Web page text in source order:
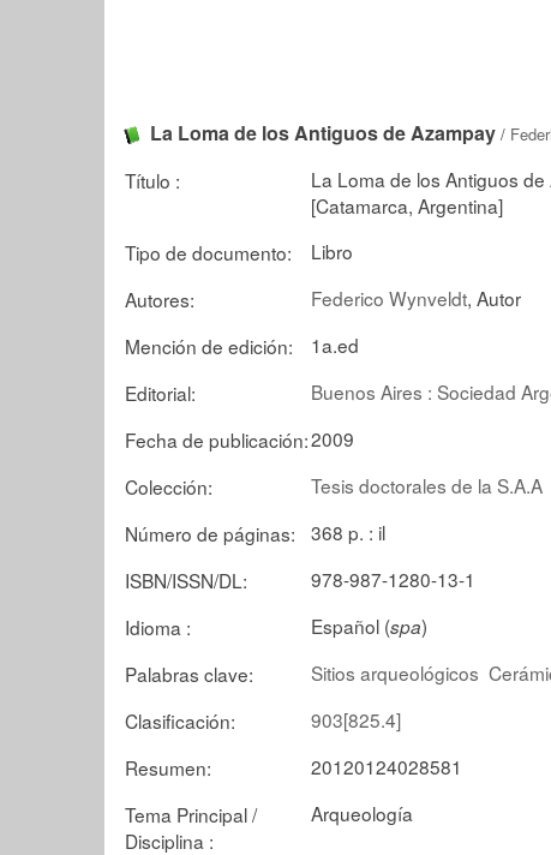
La Loma de los Antiguos de Azampay /
Título :
La Loma de los Antiguos
[Catamarca, Argentina]
Tipo de documento:
Libro
Autores:
Federico Wynveldt, Autor
Mención de edición:
1a.ed
Editorial:
Buenos Aires : Sociedad
Fecha de publicación:2009
Colección:
Tesis doctorales de la S.A.A
Número de páginas:
368 p. : il
ISBN/ISSN/DL:
978-987-1280-13-1
Idioma :
Español (spa)
Palabras clave:
Sitios arqueológicos
Clasificación:
903[825.4]
Resumen:
20120124028581
Tema Principal /
Disciplina :
Arqueología